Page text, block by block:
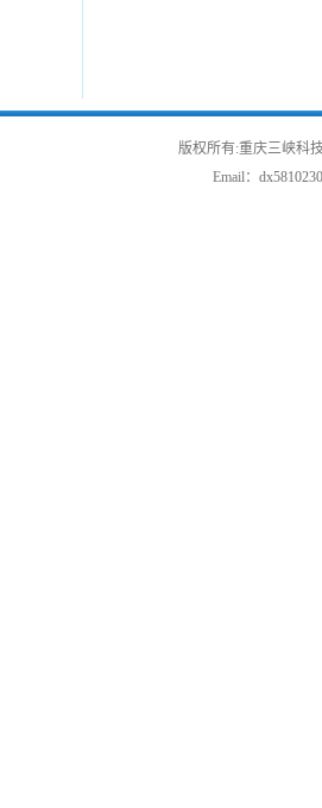
版权所有:重庆三峡科
Email：